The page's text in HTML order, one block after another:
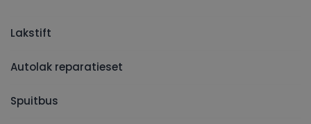
Lakstift
Autolak reparatieset
Spuitbus